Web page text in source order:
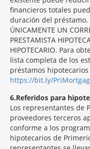
financieros totales
duración del préstamo.
ÚNICAMENTE UN
PRESTAMISTA
HIPOTECARIO. Para
lista completa de los
préstamos
https://bit.ly/
6 Referidos para
Los representantes de
proveedores terceros
conforme a los
hipotecarios de